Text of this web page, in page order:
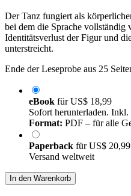
Der Tanz fungiert als
bei dem die Sprache vollständig
Identitätsverlust der Figur und
unterstreicht.
Ende der Leseprobe aus 25
eBook fürUS$ 18,99
Sofort herunterladen.
Format: PDF – für alle
Paperback fürUS$ 20,99
Versand weltweit
In den Warenkorb